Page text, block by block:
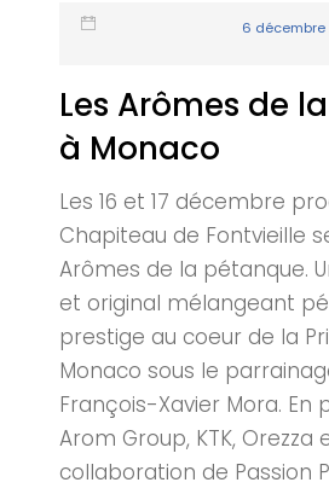
6 décembre
Les Arômes de
à Monaco
Les 16 et 17 décembre
Chapiteau de Fontvieille
Arômes de la pétanque.
et original mélangeant
prestige au coeur de la
Monaco sous le
François-Xavier Mora.
Arom Group, KTK, Orezza
collaboration de Passion